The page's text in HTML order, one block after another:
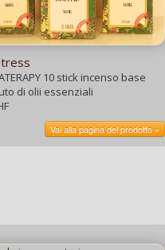
10 stick incenso base
di olii essenziali
Vai alla pagina del prodotto »